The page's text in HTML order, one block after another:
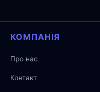
КОМПАНІЯ
Про нас
Контакт